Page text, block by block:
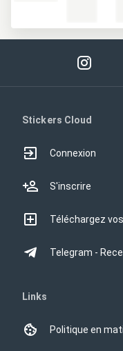
Stickers Cloud
Connexion
S'inscrire
Téléchargez
Telegram -
Links
Politique en